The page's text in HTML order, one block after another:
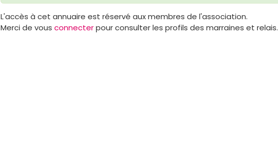
L'accès à cet annuaire est réservé aux membres de l'association.
Merci de vous connecterpour consulter les profils des marraines et relais.